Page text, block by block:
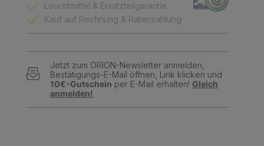
Leuchtmittel & Ersatzteilgarantie
Kauf auf Rechnung & Ratenzahlung
Jetzt zum ORION-Newsletter anmelden,
Bestätigungs-E-Mail öffnen, Link klicken und
10€-Gutschein per E-Mail erhalten! Gleich
anmelden!